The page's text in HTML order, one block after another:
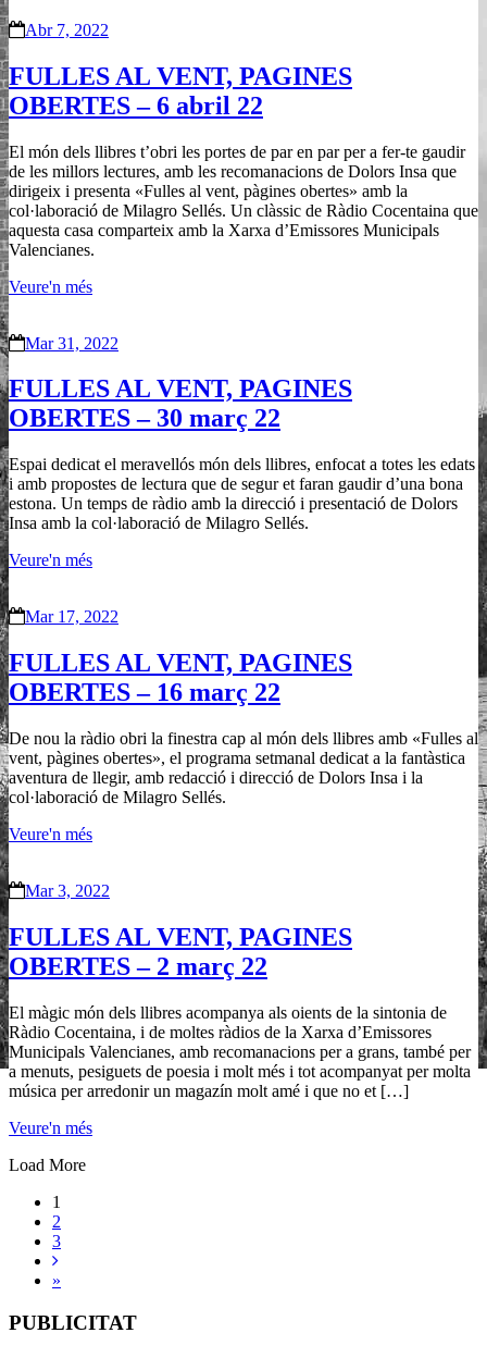
Abr 7, 2022
FULLES AL VENT, PAGINES
OBERTES – 6 abril 22
El món dels llibres t’obri les portes de par en par per a fer-te gaudir
de les millors lectures, amb les recomanacions de Dolors Insa que
dirigeix i presenta «Fulles al vent, pàgines obertes» amb la
col·laboració de Milagro Sellés. Un clàssic de Ràdio Cocentaina que
aquesta casa comparteix amb la Xarxa d’Emissores Municipals
Valencianes.
Veure'n més
Mar 31, 2022
FULLES AL VENT, PAGINES
OBERTES – 30 març 22
Espai dedicat el meravellós món dels llibres, enfocat a totes les edats
i amb propostes de lectura que de segur et faran gaudir d’una bona
estona. Un temps de ràdio amb la direcció i presentació de Dolors
Insa amb la col·laboració de Milagro Sellés.
Veure'n més
Mar 17, 2022
FULLES AL VENT, PAGINES
OBERTES – 16 març 22
De nou la ràdio obri la finestra cap al món dels llibres amb «Fulles al
vent, pàgines obertes», el programa setmanal dedicat a la fantàstica
aventura de llegir, amb redacció i direcció de Dolors Insa i la
col·laboració de Milagro Sellés.
Veure'n més
Mar 3, 2022
FULLES AL VENT, PAGINES
OBERTES – 2 març 22
El màgic món dels llibres acompanya als oients de la sintonia de
Ràdio Cocentaina, i de moltes ràdios de la Xarxa d’Emissores
Municipals Valencianes, amb recomanacions per a grans, també per
a menuts, pesiguets de poesia i molt més i tot acompanyat per molta
música per arredonir un magazín molt amé i que no et […]
Veure'n més
Load More
1
2
3
»
PUBLICITAT